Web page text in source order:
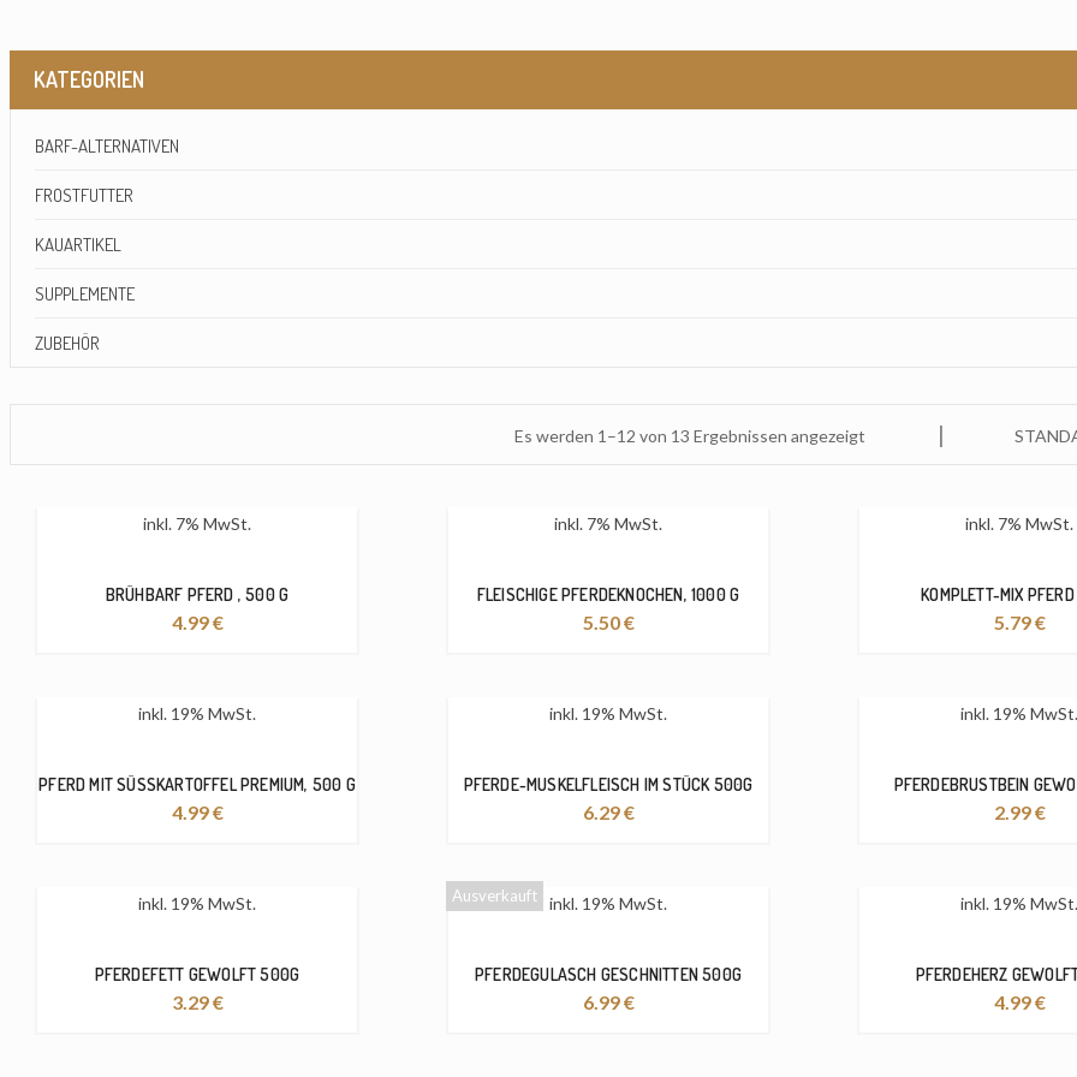
KATEGORIEN
BARF-ALTERNATIVEN
FROSTFUTTER
KAUARTIKEL
SUPPLEMENTE
ZUBEHÖR
Es werden 1–12 von 13 Ergebnissen angezeigt
inkl. 7% MwSt.
BRÜHBARF PFERD , 500 G
4.99€
inkl. 7% MwSt.
FLEISCHIGE PFERDEKNOCHEN, 1000 G
5.50€
inkl. 7% MwSt.
KOMPLETT-MIX
5.79€
inkl. 19% MwSt.
PFERD MIT SÜSSKARTOFFEL PREMIUM, 500 G
4.99€
inkl. 19% MwSt.
PFERDE-MUSKELFLEISCH IM STÜCK 500G
6.29€
inkl. 19% MwSt.
PFERDEBRUSTBEIN
2.99€
inkl. 19% MwSt.
PFERDEFETT GEWOLFT 500G
3.29€
Ausverkauft inkl. 19% MwSt.
PFERDEGULASCH GESCHNITTEN 500G
6.99€
inkl. 19% MwSt.
PFERDEHERZ
4.99€